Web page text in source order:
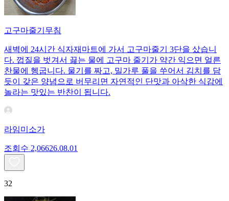
고구마줄기무침
새벽에 24시간 식자재마트에 가서 고구마줄기 3단을 샀습니
다. 껍질을 벗겨서 끓는 물에 고구마 줄기가 약간 익으면 얼른
찬물에 헹굽니다. 물기를 짜고, 밀가루 풀을 쑤어서 김치를 담
듯이 갖은 양념으로 버무리면 자연적인 단맛과 아삭한 식감에
놀라는 맛있는 반찬이 됩니다.
라임미소가
조회수 2,06626.08.01
32